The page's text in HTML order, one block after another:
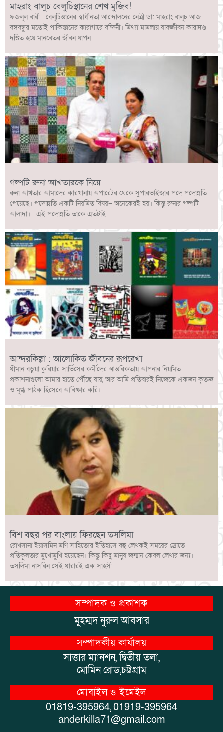
মাহরাং বালুচ বেলুচিস্থানের শেখ মুজিব!
ফজলুল বারী বেলুচিস্তানের স্বাধীনতা আন্দোলনের নেত্রী ডা: মাহরাং বালুচ আজ
বঙ্গবন্ধুর মতোই পাকিস্তানের কারাগারে বন্দিনী। মিথ্যা মামলায় যাবজ্জীবন কারাদণ্ড
দণ্ডিত হয়ে মানবেতর জীবন যাপন
গল্পটি রুনা আখতারকে নিয়ে
রুনা আখতার আমাদের কারখানায় অপারেটর থেকে সুপারভাইজার পদে পদোন্নতি
পেয়েছে। পদোন্নতি একটি নিয়মিত বিষয়— অনেকেরই হয়। কিন্তু রুনার গল্পটি
আলাদা। এই পদোন্নতি তাকে এতটাই
আন্দরকিল্লা : আলোকিত জীবনের রূপরেখা
ধীমান বড়ুয়া কুরিয়ার সার্ভিসের কর্মীদের আন্তরিকতায় আপনার নিয়মিত
প্রকাশনাগুলো আমার হাতে পৌঁছে যায়, আর আমি প্রতিবারই নিজেকে একজন কৃতজ্ঞ
ও মুগ্ধ পাঠক হিসেবে আবিষ্কার করি।
বিশ বছর পর বাংলায় ফিরছেন তসলিমা
রোখসানা ইয়াসমিন মণি সাহিত্যের ইতিহাসে বহু লেখকই সময়ের স্রোতে
প্রতিকূলতার মুখোমুখি হয়েছেন। কিন্তু কিছু মানুষ জন্মান কেবল লেখার জন্য।
তসলিমা নাসরিন সেই ধারারই এক সাহসী
সম্পাদক ও প্রকাশক
মুহম্মদ নুরুল আবসার
সম্পাদকীয় কার্যালয়
সাত্তার ম্যানশন, দ্বিতীয় তলা,
মোমিন রোড,চট্টগ্রাম
মোবাইল ও ইমেইল
01819-395964, 01919-395964
anderkilla71@gmail.com